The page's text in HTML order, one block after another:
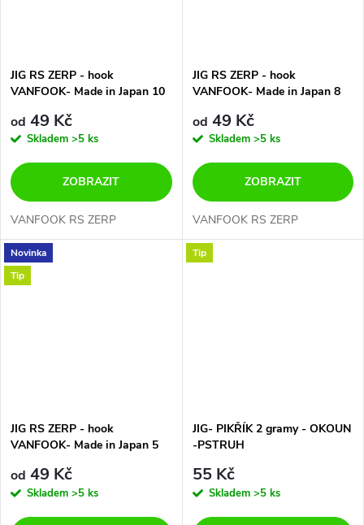
JIG RS ZERP - hook
VANFOOK- Made in Japan 10
CENA ZA 3 ks V BALENÍ
od 49 Kč
Skladem >5 ks
ZOBRAZIT
VANFOOK RS ZERP
JIG RS ZERP - hook
VANFOOK- Made in Japan 8
CENA ZA 3 ks V BALENÍ
od 49 Kč
Skladem >5 ks
ZOBRAZIT
VANFOOK RS ZERP
Novinka
Tip
JIG RS ZERP - hook
VANFOOK- Made in Japan 5
CENA ZA 3 ks V BALENÍ
od 49 Kč
Skladem >5 ks
Tip
JIG- PIKŘÍK 2 gramy - OKOUN
-PSTRUH
55 Kč
Skladem >5 ks